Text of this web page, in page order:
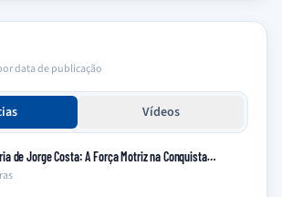
data de publicação
Vídeos
de Jorge Costa: A Força Motriz na Conquista…